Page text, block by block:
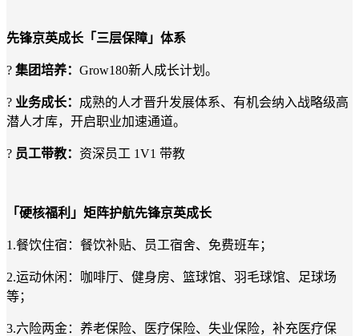
先锋京英成长「三层保障」体系
? 集团培养： Grow180新人成长计划。
? 业务成长： 成熟的人才晋升发展体系、有机会纳入战略级高
潜人才库，开启职业加速通道。
? 员工带教： 资深员工 1V1 带教
「硬核福利」矩阵护航先锋京英成长
1.餐饮住宿：餐饮补贴、员工宿舍、免费班车；
2.运动休闲：咖啡厅、健身房、篮球馆、羽毛球馆、足球场
等；
3.六险两金：养老保险、医疗保险、失业保险，补充医疗保